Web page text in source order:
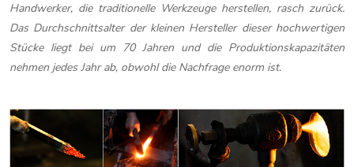
Handwerker, die traditionelle Werkzeuge herstellen, rasch zurück.
Das Durchschnittsalter der kleinen Hersteller dieser hochwertigen
Stücke liegt bei um 70 Jahren und die Produktionskapazitäten
nehmen jedes Jahr ab, obwohl die Nachfrage enorm ist.